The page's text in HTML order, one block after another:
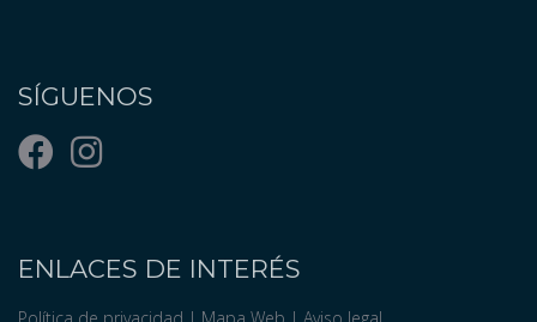
SÍGUENOS
ENLACES DE INTERÉS
Política de privacidad | Mapa Web | Aviso legal